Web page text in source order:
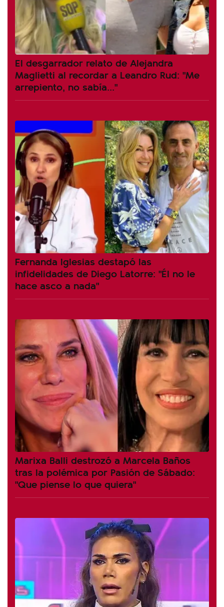
El desgarrador relato de Alejandra
Maglietti al recordar a Leandro Rud: "Me
arrepiento, no sabía..."
Fernanda Iglesias destapó las
infidelidades de Diego Latorre: "Él no le
hace asco a nada"
Marixa Balli destrozó a Marcela Baños
tras la polémica por Pasión de Sábado:
"Que piense lo que quiera"